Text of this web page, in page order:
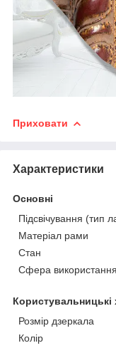
Приховати
Характеристики
Основні
Підсвічування (тип
Матеріал рами
Стан
Сфера використання
Користувальницькі
Розмір дзеркала
Колір